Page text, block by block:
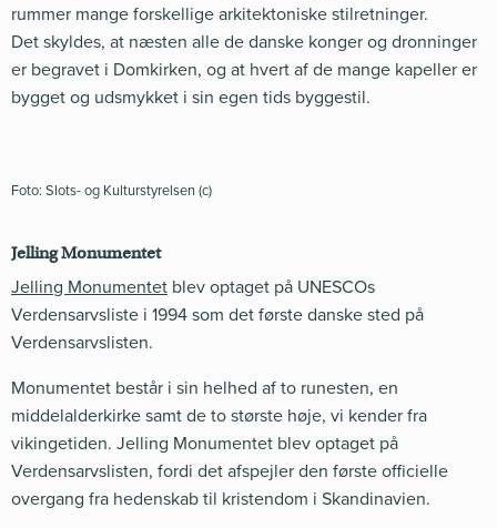
rummer mange forskellige arkitektoniske stilretninger.
Det skyldes, at næsten alle de danske konger og dronninger
er begravet i Domkirken, og at hvert af de mange kapeller er
bygget og udsmykket i sin egen tids byggestil.
Foto: Slots- og Kulturstyrelsen (c)
Jelling Monumentet
Jelling Monumentet blev optaget på UNESCOs
Verdensarvsliste i 1994 som det første danske sted på
Verdensarvslisten.
Monumentet består i sin helhed af to runesten, en
middelalderkirke samt de to største høje, vi kender fra
vikingetiden. Jelling Monumentet blev optaget på
Verdensarvslisten, fordi det afspejler den første officielle
overgang fra hedenskab til kristendom i Skandinavien.